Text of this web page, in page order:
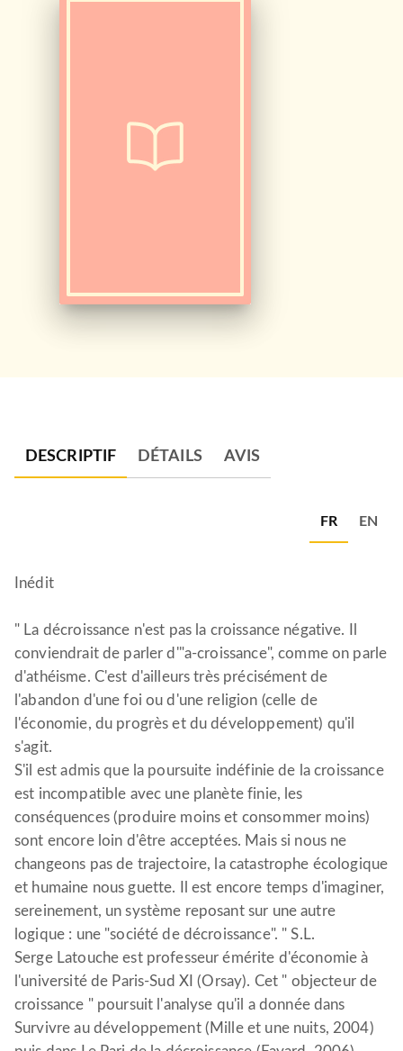
DESCRIPTIF DÉTAILS AVIS
FR EN
Inédit
" La décroissance n'est pas la croissance négative. Il
conviendrait de parler d'"a-croissance", comme on parle
d'athéisme. C'est d'ailleurs très précisément de
l'abandon d'une foi ou d'une religion (celle de
l'économie, du progrès et du développement) qu'il
s'agit.
S'il est admis que la poursuite indéfinie de la croissance
est incompatible avec une planète finie, les
conséquences (produire moins et consommer moins)
sont encore loin d'être acceptées. Mais si nous ne
changeons pas de trajectoire, la catastrophe écologique
et humaine nous guette. Il est encore temps d'imaginer,
sereinement, un système reposant sur une autre
logique : une "société de décroissance". " S.L.
Serge Latouche est professeur émérite d'économie à
l'université de Paris-Sud XI (Orsay). Cet " objecteur de
croissance " poursuit l'analyse qu'il a donnée dans
Survivre au développement (Mille et une nuits, 2004)